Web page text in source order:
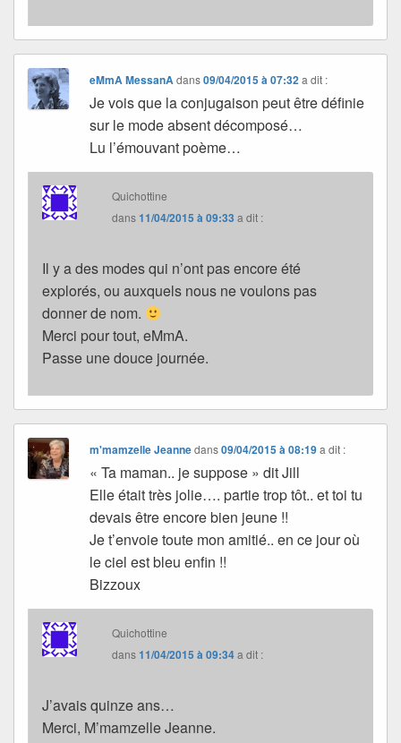
eMmA MessanAdans09/04/2015 à 07:32 a dit :
Je vois que la conjugaison peut être définie
sur le mode absent décomposé…
Lu l’émouvant poème…
Quichottine
dans11/04/2015 à 09:33 a dit :
Il y a des modes qui n’ont pas encore été
explorés, ou auxquels nous ne voulons pas
donner de nom.
Merci pour tout, eMmA.
Passe une douce journée.
m'mamzelle Jeannedans09/04/2015 à 08:19 a dit :
« Ta maman.. je suppose » dit Jill
Elle était très jolie…. partie trop tôt.. et toi tu
devais être encore bien jeune !!
Je t’envoie toute mon amitié.. en ce jour où
le ciel est bleu enfin !!
Bizzoux
Quichottine
dans11/04/2015 à 09:34a dit :
J’avais quinze ans…
Merci, M’mamzelle Jeanne.